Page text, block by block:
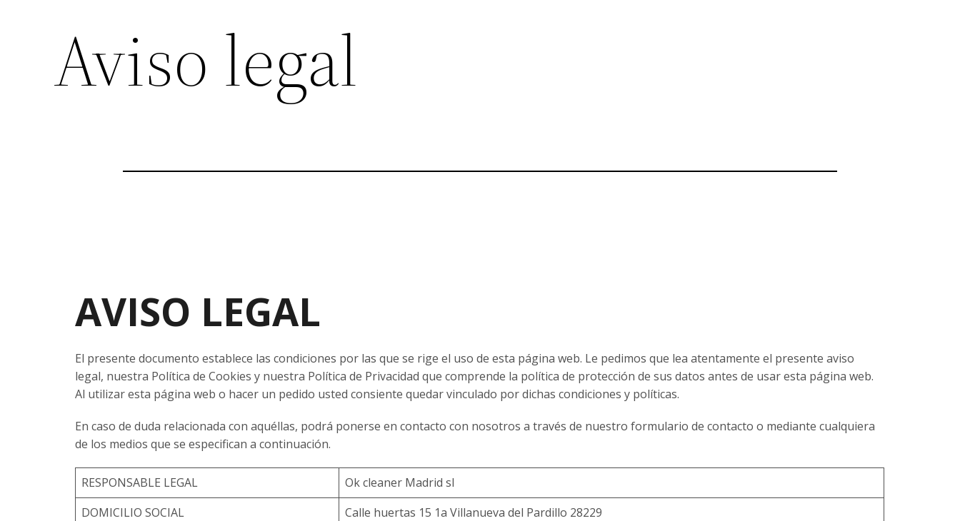
Aviso legal
AVISO LEGAL
El presente documento establece las condiciones por las que se rige el uso de esta página web. Le pedimos que lea atentamente el presente aviso
legal, nuestra Política de Cookies y nuestra Política de Privacidad que comprende la política de protección de sus datos antes de usar esta página web.
Al utilizar esta página web o hacer un pedido usted consiente quedar vinculado por dichas condiciones y políticas.
En caso de duda relacionada con aquéllas, podrá ponerse en contacto con nosotros a través de nuestro formulario de contacto o mediante cualquiera
de los medios que se especifican a continuación.
RESPONSABLE LEGAL
Ok cleaner Madrid sl
DOMICILIO SOCIAL
Calle huertas 15 1a Villanueva del Pardillo 28229